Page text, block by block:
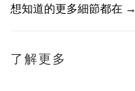
想知道的更多細節都在 →
了解更多